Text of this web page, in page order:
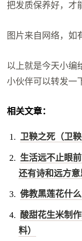
把发质保养好，才
图片来自网络，如
以上就是今天小编
小伙伴可以转发一
相关文章：
卫鞅之死（卫
生活远不止眼
还有诗和远方意
佛教黑莲花什
酸甜花生米制
料）